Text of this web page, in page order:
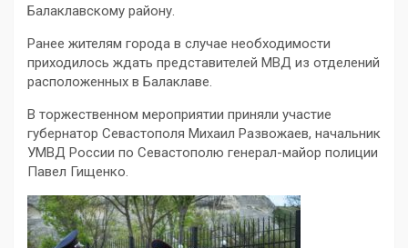
Балаклавскому району.
Ранее жителям города в случае необходимости
приходилось ждать представителей МВД из отделений
расположенных в Балаклаве.
В торжественном мероприятии приняли участие
губернатор Севастополя Михаил Развожаев, начальник
УМВД России по Севастополю генерал-майор полиции
Павел Гищенко.